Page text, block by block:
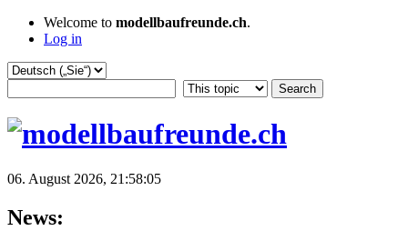
Welcome to modellbaufreunde.ch.
Log in
06. August 2026, 21:58:05
News: